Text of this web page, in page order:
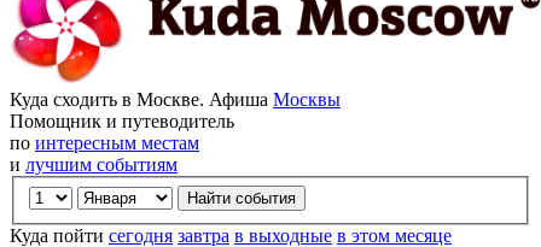
Куда сходить в Москве. Афиша Москвы
Помощник и путеводитель
по интересным местам
и лучшим событиям
Куда пойти сегодня завтра в выходные в этом месяце